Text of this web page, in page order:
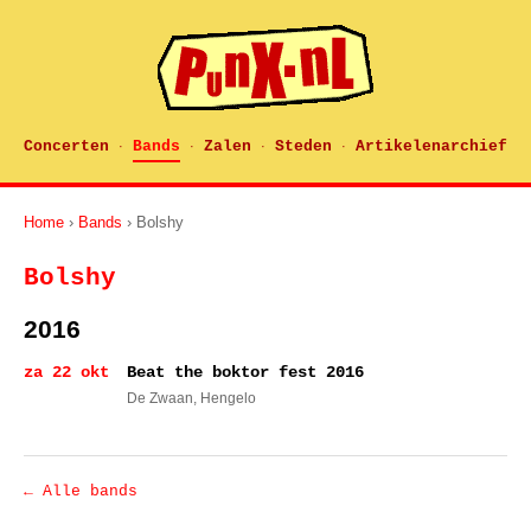
Concerten · Bands · Zalen · Steden · Artikelenarchief
Home › Bands › Bolshy
Bolshy
2016
za 22 okt Beat the boktor fest 2016
De Zwaan, Hengelo
← Alle bands